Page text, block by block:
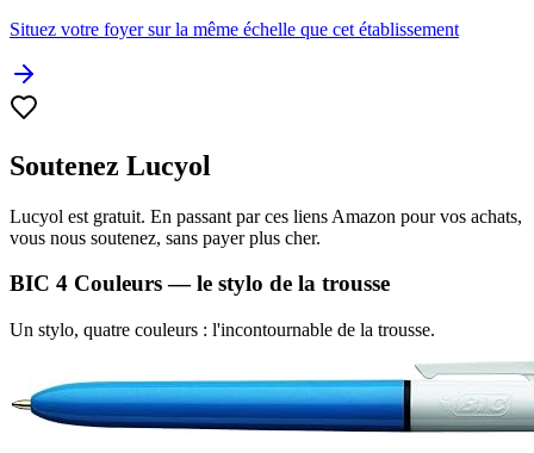
Situez votre foyer sur la même échelle que cet établissement
Soutenez Lucyol
Lucyol est gratuit. En passant par ces liens Amazon pour vos achats,
vous nous soutenez, sans payer plus cher.
BIC 4 Couleurs — le stylo de la trousse
Un stylo, quatre couleurs : l'incontournable de la trousse.